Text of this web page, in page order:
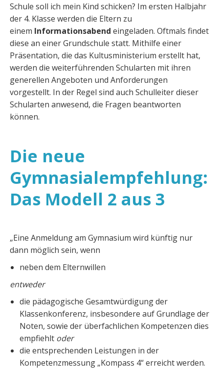
Schule soll ich mein Kind schicken? Im ersten Halbjahr
der 4. Klasse werden die Eltern zu
einem Informationsabend eingeladen. Oftmals findet
diese an einer Grundschule statt. Mithilfe einer
Präsentation, die das Kultusministerium erstellt hat,
werden die weiterführenden Schularten mit ihren
generellen Angeboten und Anforderungen
vorgestellt. In der Regel sind auch Schulleiter dieser
Schularten anwesend, die Fragen beantworten
können.
Die neue
Gymnasialempfehlung:
Das Modell 2 aus 3
„Eine Anmeldung am Gymnasium wird künftig nur
dann möglich sein, wenn
neben dem Elternwillen
entweder
die pädagogische Gesamtwürdigung der
Klassenkonferenz, insbesondere auf Grundlage der
Noten, sowie der überfachlichen Kompetenzen dies
empfiehlt oder
die entsprechenden Leistungen in der
Kompetenzmessung „Kompass 4“ erreicht werden.